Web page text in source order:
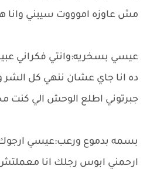
مش عاوزه اموووت سيبني
عيسي بسخريه:وانتي فكراني
ده انا جاي عشان ننهي كل الشر
جبرتوني اطلع الوحش الي كنت
بسمه بدموع ورعب:عيسي
ارحمني ابوس رجلك انا